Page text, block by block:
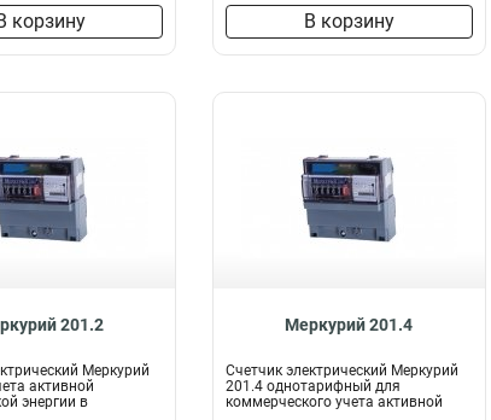
корзину В корзину
201.2
Меркурий
активной
энергии в
Меркурий 201.4
Счетчик электрический Меркурий
201.4 однотарифный для
коммерческого учета активной